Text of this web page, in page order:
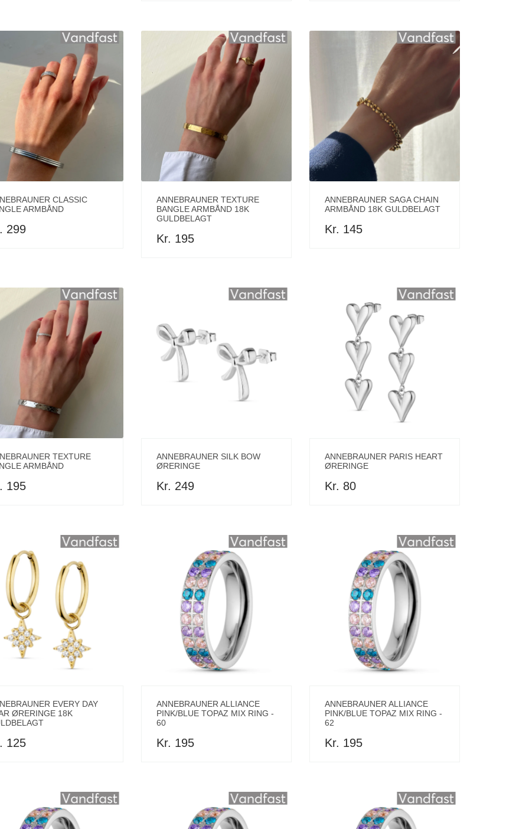
CLASSIC
ARMBÅND
299
ANNEBRAUNER TEXTURE
BANGLE ARMBÅND 18K
GULDBELAGT
Kr. 195
ANNEBRAUNER SAGA CHAIN
ARMBÅND 18K GULDBELAGT
Kr. 145
TEXTURE
ARMBÅND
195
ANNEBRAUNER SILK BOW
ØRERINGE
Kr. 249
ANNEBRAUNER PARIS HEART
ØRERINGE
Kr. 80
EVERY DAY
ØRERINGE 18K
125
ANNEBRAUNER ALLIANCE
PINK/BLUE TOPAZ MIX RING -
60
Kr. 195
ANNEBRAUNER ALLIANCE
PINK/BLUE TOPAZ MIX RING -
62
Kr. 195